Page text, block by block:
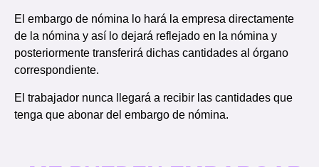
El embargo de nómina lo hará la empresa directamente
de la nómina y así lo dejará reflejado en la nómina y
posteriormente transferirá dichas cantidades al órgano
correspondiente.
El trabajador nunca llegará a recibir las cantidades que
tenga que abonar del embargo de nómina.